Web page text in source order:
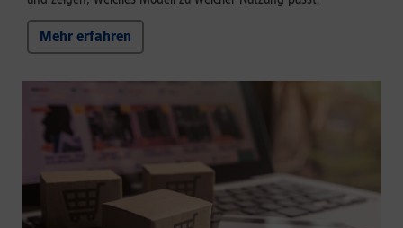
Mehr erfahren